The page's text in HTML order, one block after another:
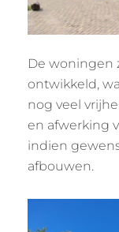
De woningen
ontwikkeld,
nog veel
en afwerking
indien
afbouwen.